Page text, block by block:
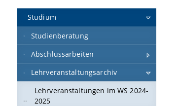
Studium
Studienberatung
Abschlussarbeiten
Lehrveranstaltungsarchiv
Lehrveranstaltungen im WS 2024-
2025